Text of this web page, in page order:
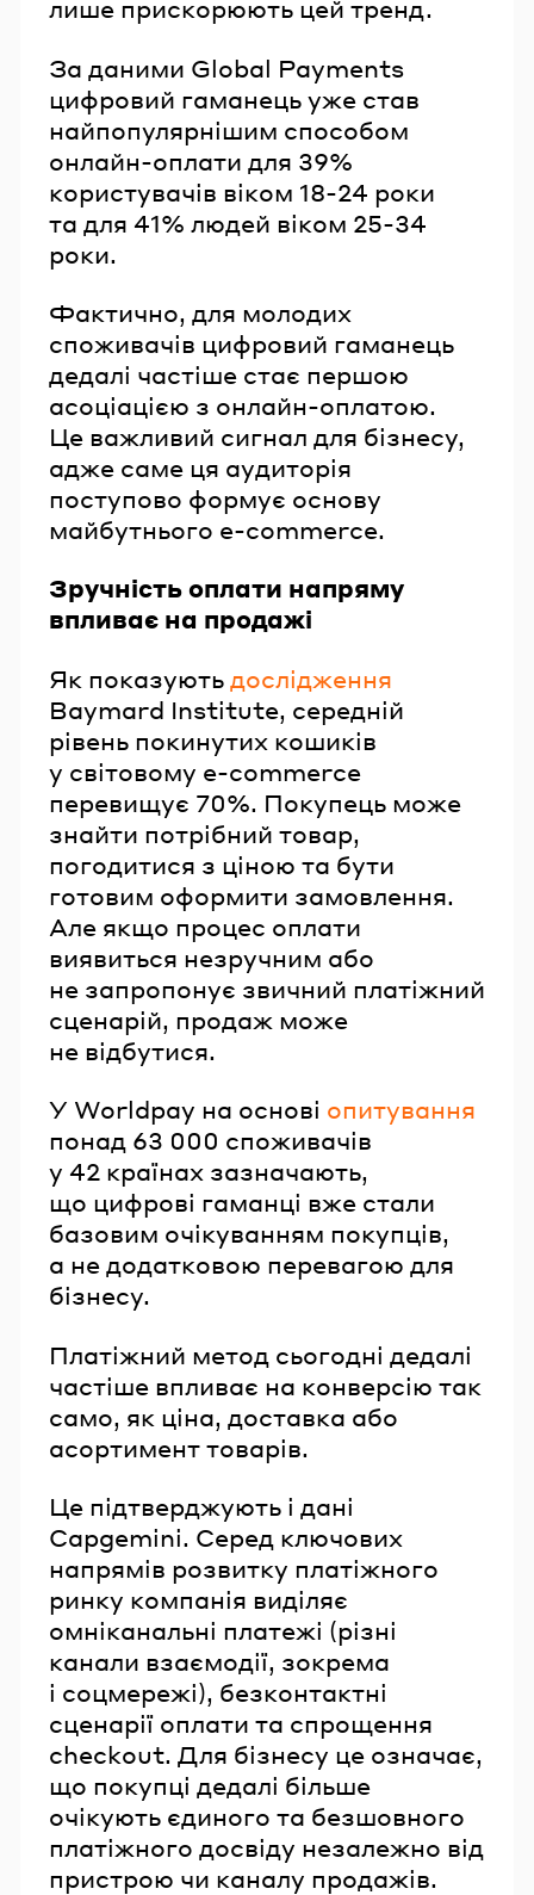
лише прискорюють цей тренд.
За даними Global Payments
цифровий гаманець уже став
найпопулярнішим способом
онлайн-оплати для 39%
користувачів віком 18-24 роки
та для 41% людей віком 25-34
роки.
Фактично, для молодих
споживачів цифровий гаманець
дедалі частіше стає першою
асоціацією з онлайн-оплатою.
Це важливий сигнал для бізнесу,
адже саме ця аудиторія
поступово формує основу
майбутнього e-commerce.
Зручність оплати напряму
впливає на продажі
Як показуютьдослідження
Baymard Institute, середній
рівень покинутих кошиків
у світовому e-commerce
перевищує 70%. Покупець може
знайти потрібний товар,
погодитися з ціною та бути
готовим оформити замовлення.
Але якщо процес оплати
виявиться незручним або
не запропонує звичний платіжний
сценарій, продаж може
не відбутися.
У Worldpay на основі опитування
понад 63 000 споживачів
у 42 країнах зазначають,
що цифрові гаманці вже стали
базовим очікуванням покупців,
а не додатковою перевагою для
бізнесу.
Платіжний метод сьогодні дедалі
частіше впливає на конверсію так
само, як ціна, доставка або
асортимент товарів.
Це підтверджують і дані
Capgemini. Серед ключових
напрямів розвитку платіжного
ринку компанія виділяє
омніканальні платежі (різні
канали взаємодії, зокрема
і соцмережі), безконтактні
сценарії оплати та спрощення
checkout. Для бізнесу це означає,
що покупці дедалі більше
очікують єдиного та безшовного
платіжного досвіду незалежно від
пристрою чи каналу продажів.